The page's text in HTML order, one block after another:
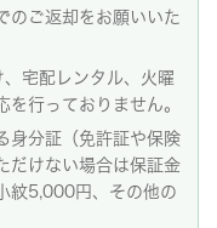
のご返却をお願いいた
宅配レンタル、火曜
を行っておりません。
身分証（免許証や保険
だけない場合は保証金
紋5,000円、その他の